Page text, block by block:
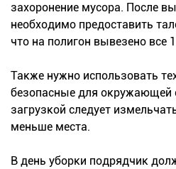
захоронение мусора. После
необходимо предоставить
что на полигон вывезено все
Также нужно использовать
безопасные для окружающей
загрузкой следует
меньше места.
В день уборки подрядчик